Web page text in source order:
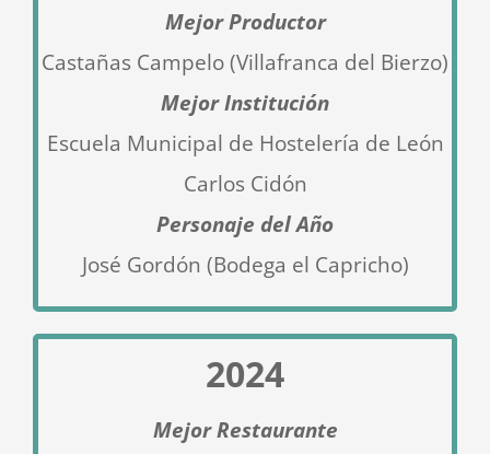
Mejor Productor
Castañas Campelo (Villafranca del Bierzo)
Mejor Institución
Escuela Municipal de Hostelería de León
Carlos Cidón
Personaje del Año
José Gordón (Bodega el Capricho)
2024
Mejor Restaurante